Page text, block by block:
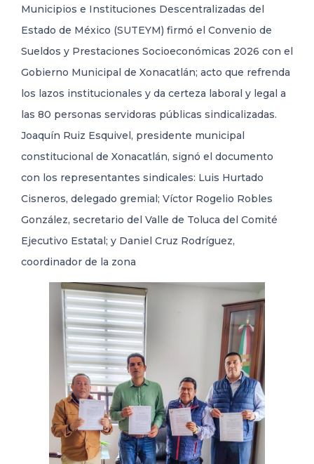
Municipios e Instituciones Descentralizadas del
Estado de México (SUTEYM) firmó el Convenio de
Sueldos y Prestaciones Socioeconómicas 2026 con el
Gobierno Municipal de Xonacatlán; acto que refrenda
los lazos institucionales y da certeza laboral y legal a
las 80 personas servidoras públicas sindicalizadas.
Joaquín Ruiz Esquivel, presidente municipal
constitucional de Xonacatlán, signó el documento
con los representantes sindicales: Luis Hurtado
Cisneros, delegado gremial; Víctor Rogelio Robles
González, secretario del Valle de Toluca del Comité
Ejecutivo Estatal; y Daniel Cruz Rodríguez,
coordinador de la zona